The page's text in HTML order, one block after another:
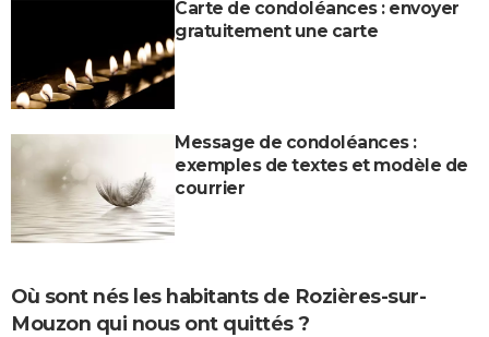
Carte de condoléances : envoyer
gratuitement une carte
Message de condoléances :
exemples de textes et modèle de
courrier
Où sont nés les habitants de Rozières-sur-
Mouzon qui nous ont quittés ?